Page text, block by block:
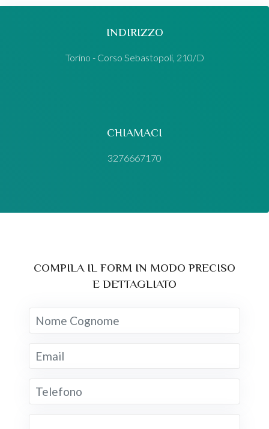
COMPILA IL FORM IN MODO PRECISO
E DETTAGLIATO
INDIRIZZO
Torino - Corso Sebastopoli, 210/D
CHIAMACI
3276667170